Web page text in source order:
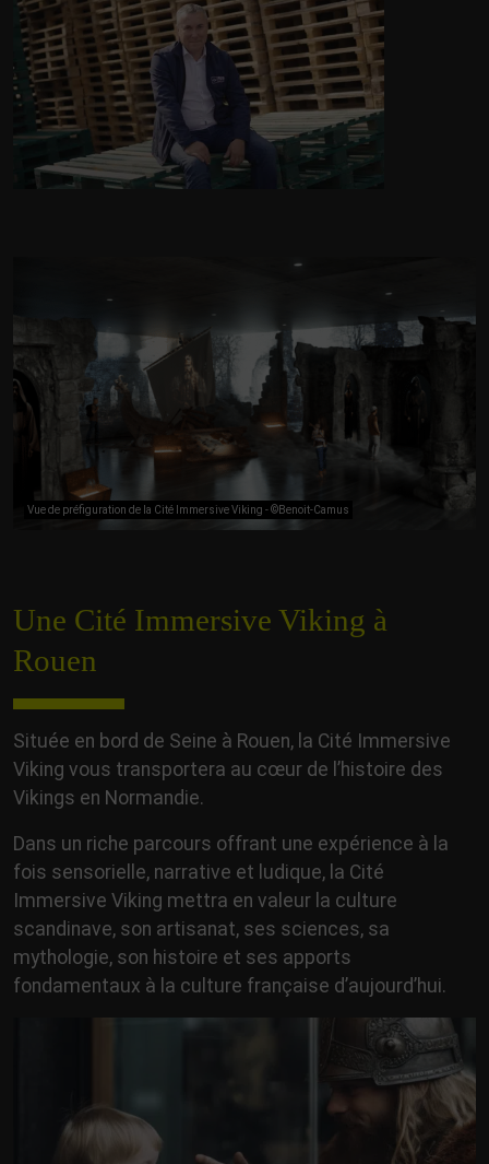
Vue de préfiguration de la Cité Immersive Viking - ©Benoit-Camus
Une Cité Immersive Viking à
Rouen
Située en bord de Seine à Rouen, la Cité Immersive
Viking vous transportera au cœur de l’histoire des
Vikings en Normandie.
Dans un riche parcours offrant une expérience à la
fois sensorielle, narrative et ludique, la Cité
Immersive Viking mettra en valeur la culture
scandinave, son artisanat, ses sciences, sa
mythologie, son histoire et ses apports
fondamentaux à la culture française d’aujourd’hui.